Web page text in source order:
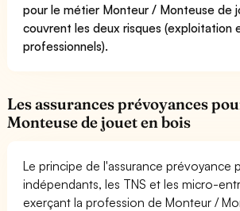
pour le métier Monteur / Monteuse de
couvrent les deux risques (exploitation
professionnels).
Les assurances prévoyances
Monteuse de jouet en bois
Le principe de l'assurance prévoyance
indépendants, les TNS et les micro-
exerçant la profession de Monteur /